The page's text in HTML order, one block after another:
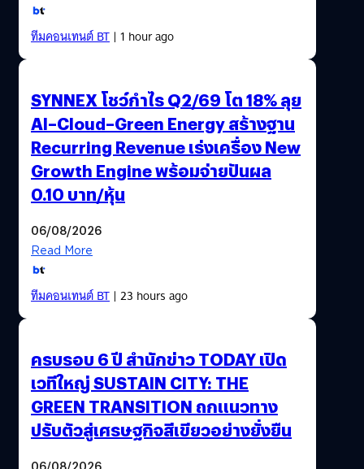
ทีมคอนเทนต์ BT| 1 hour ago
SYNNEX โชว์กำไร Q2/69 โต 18% ลุย
AI–Cloud–Green Energy สร้างฐาน
Recurring Revenue เร่งเครื่อง New
Growth Engine พร้อมจ่ายปันผล
0.10 บาท/หุ้น
06/08/2026
Read More
ทีมคอนเทนต์ BT| 23 hours ago
ครบรอบ 6 ปี สำนักข่าว TODAY เปิด
เวทีใหญ่ SUSTAIN CITY: THE
GREEN TRANSITION ถกแนวทาง
ปรับตัวสู่เศรษฐกิจสีเขียวอย่างยั่งยืน
06/08/2026